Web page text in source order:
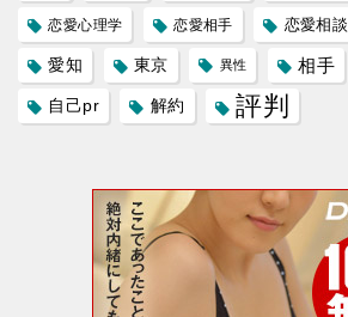
恋愛心理学 恋愛相手 恋愛相談
愛知 東京 異性 相手
自己pr 解約 評判